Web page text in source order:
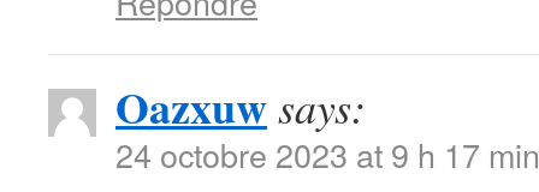
Oazxuwsays:
24 octobre 2023 at 9 h 17 min